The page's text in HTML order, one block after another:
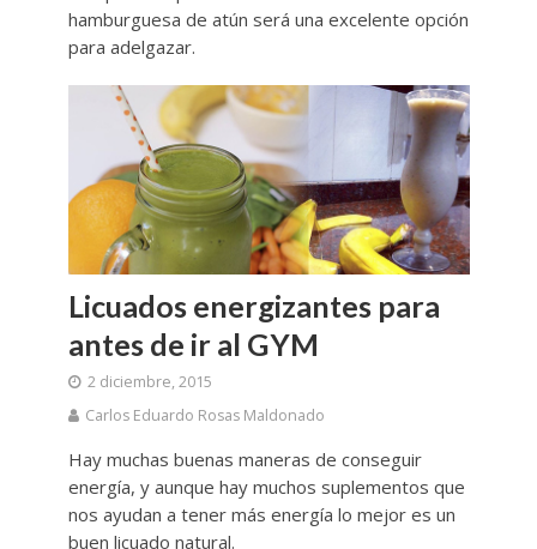
hamburguesa de atún será una excelente opción
para adelgazar.
Licuados energizantes para
antes de ir al GYM
2 diciembre, 2015
Carlos Eduardo Rosas Maldonado
Hay muchas buenas maneras de conseguir
energía, y aunque hay muchos suplementos que
nos ayudan a tener más energía lo mejor es un
buen licuado natural.